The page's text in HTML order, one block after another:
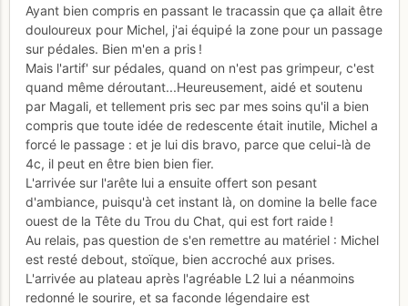
Ayant bien compris en passant le tracassin que ça allait être
douloureux pour Michel, j'ai équipé la zone pour un passage
sur pédales. Bien m'en a pris !
Mais l'artif' sur pédales, quand on n'est pas grimpeur, c'est
quand même déroutant...Heureusement, aidé et soutenu
par Magali, et tellement pris sec par mes soins qu'il a bien
compris que toute idée de redescente était inutile, Michel a
forcé le passage : et je lui dis bravo, parce que celui-là de
4c, il peut en être bien bien fier.
L'arrivée sur l'arête lui a ensuite offert son pesant
d'ambiance, puisqu'à cet instant là, on domine la belle face
ouest de la Tête du Trou du Chat, qui est fort raide !
Au relais, pas question de s'en remettre au matériel : Michel
est resté debout, stoïque, bien accroché aux prises.
L'arrivée au plateau après l'agréable L2 lui a néanmoins
redonné le sourire, et sa faconde légendaire est